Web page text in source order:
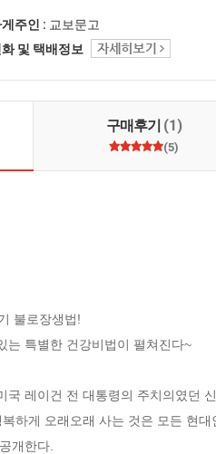
주인 : 교보문고
및 택배정보
구매후기 (1)
(5)
불로장생법!
는 특별한 건강비법이 펼쳐진다~
국 레이건 전 대통령의 주치의였던
하게 오래오래 사는 것은 모든 현
개한다.